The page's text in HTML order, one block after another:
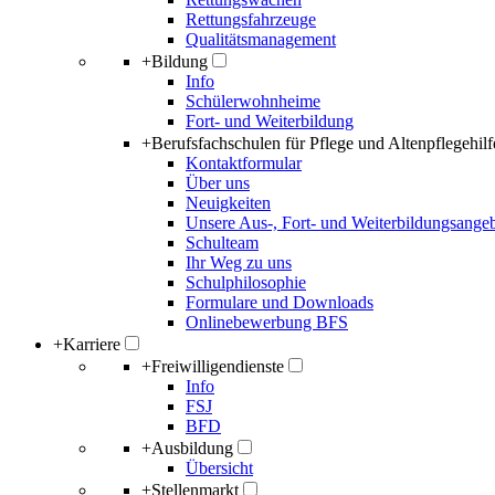
Rettungsfahrzeuge
Qualitätsmanagement
+Bildung
Info
Schülerwohnheime
Fort- und Weiterbildung
+Berufsfachschulen für Pflege und
Kontaktformular
Über uns
Neuigkeiten
Unsere Aus-, Fort- und
Schulteam
Ihr Weg zu uns
Schulphilosophie
Formulare und Downloads
Onlinebewerbung BFS
+Karriere
+Freiwilligendienste
Info
FSJ
BFD
+Ausbildung
Übersicht
+Stellenmarkt